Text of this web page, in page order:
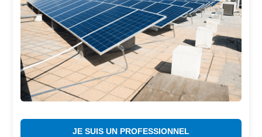
JE SUIS UN PROFESSIONNEL